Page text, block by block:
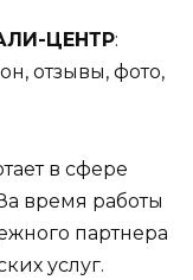
ЦЕНТР:
отзывы, фото,
в сфере
время работы
партнера
услуг.